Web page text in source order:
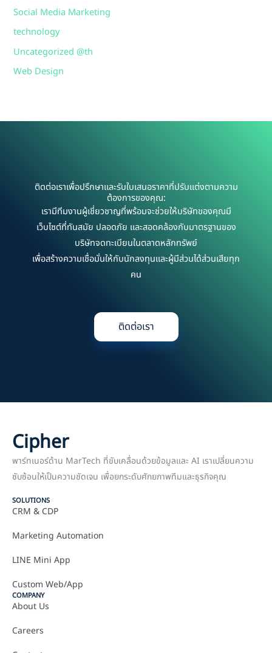
Social Media Marketing
technology
Uncategorized @th
Web Design
ติดต่อเราเพื่อปรึกษาและรับใบเสนอราคาที่ปรับแต่งตามความ
ต้องการของคุณ:
เรามีทีมงานผู้เชี่ยวชาญที่พร้อมจะช่วยให้บริษัทของคุณมี
เว็บไซต์ที่ทันสมัย ปลอดภัย และสอดคล้องกับมาตรฐานของ
บริษัทจดทะเบียนในตลาดหลักทรัพย์
เพื่อสร้างความเชื่อมั่นให้กับนักลงทุนและผู้มีส่วนได้ส่วนเสียทุก
คน
ติดต่อเรา
Cipher
พาร์ทเนอร์ด้าน MarTech ที่ขับเคลื่อนด้วยข้อมูลและ AI เราเปลี่ยนความ
ซับซ้อนให้เป็นความชัดเจน เพื่อยกระดับศักยภาพทีมและธุรกิจคุณ
SOLUTIONS
CRM & CDP
Marketing Automation
LINE Mini App
Custom Web/App
COMPANY
About Us
Careers